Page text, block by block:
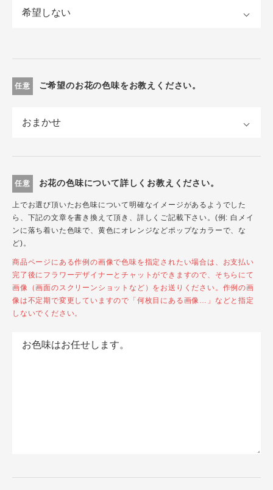
任意 ご希望のお花の色味をお教えください。
任意 お花の色味について詳しくお教えください。
上でお選び頂いたお色味について明確なイメージがあるようでした
ら、下記の文章を書き換えて頂き、詳しくご記載下さい。(例: 白メイ
ンに落ち着いた色味で、黄色にオレンジなどポップなカラーで、な
ど)。
商品ページにある作例の画像で色味を指定されたい場合は、お支払い
完了後にフラワーデザイナーとチャットができますので、そちらにて
画像（画面のスクリーンショットなど）をお送りください。作例の画
像は不定期で変更していますので「何枚目にある画像…」などと指定
しないでください。